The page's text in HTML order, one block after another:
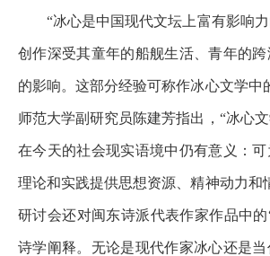
“冰心是中国现代文坛上富有影响力
创作深受其童年的船舰生活、青年的
的影响。这部分经验可称作冰心文学中
师范大学副研究员陈建芳指出，“冰心
在今天的社会现实语境中仍有意义：
理论和实践提供思想资源、精神动力和
研讨会还对闽东诗派代表作家作品中的
诗学阐释。无论是现代作家冰心还是